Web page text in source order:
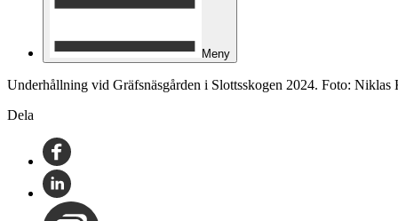
Meny
Underhållning vid Gräfsnäsgården i Slottsskogen 2024. Foto: Niklas
Dela